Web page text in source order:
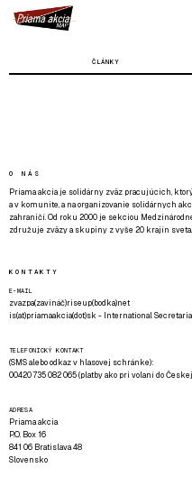
ČLÁNKY
O NÁS
Priama akcia je solidárny zväz pracujúcich,
a v komunite, a na organizovanie solidárnych
zahraničí. Od roku 2000 je sekciou
združuje zväzy a skupiny z vyše 20 krajín sveta.
KONTAKTY
E-MAIL
zvazpa(zavináč)riseup(bodka)net
is(at)priamaakcia(dot)sk - International
TELEFONICKÝ KONTAKT
(SMS alebo odkaz v hlasovej schránke):
00420 735 082 065 (platby ako pri volaní do
ADRESA
Priama akcia
P.O. Box 16
841 06 Bratislava 48
Slovensko